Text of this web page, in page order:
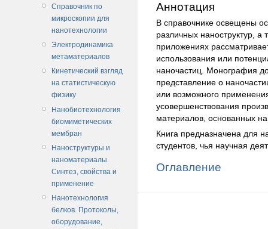
Справочник по
микроскопии для
нанотехнологии
Электродинамика
метаматериалов
Кинетический взгляд
на статистическую
физику
Нанобиотехнология
биомиметических
мембран
Наноструктуры и
наноматериалы.
Синтез, свойства и
применение
Нанотехнология
белков. Протоколы,
оборудование,
Аннотация
В справочнике освещены
различных наноструктур,
приложениях
использования или
наночастиц. Монография
представление о
или возможного
усовершенствования
материалов, основанных
Книга предназначена для
студентов, чья научная
Оглавление